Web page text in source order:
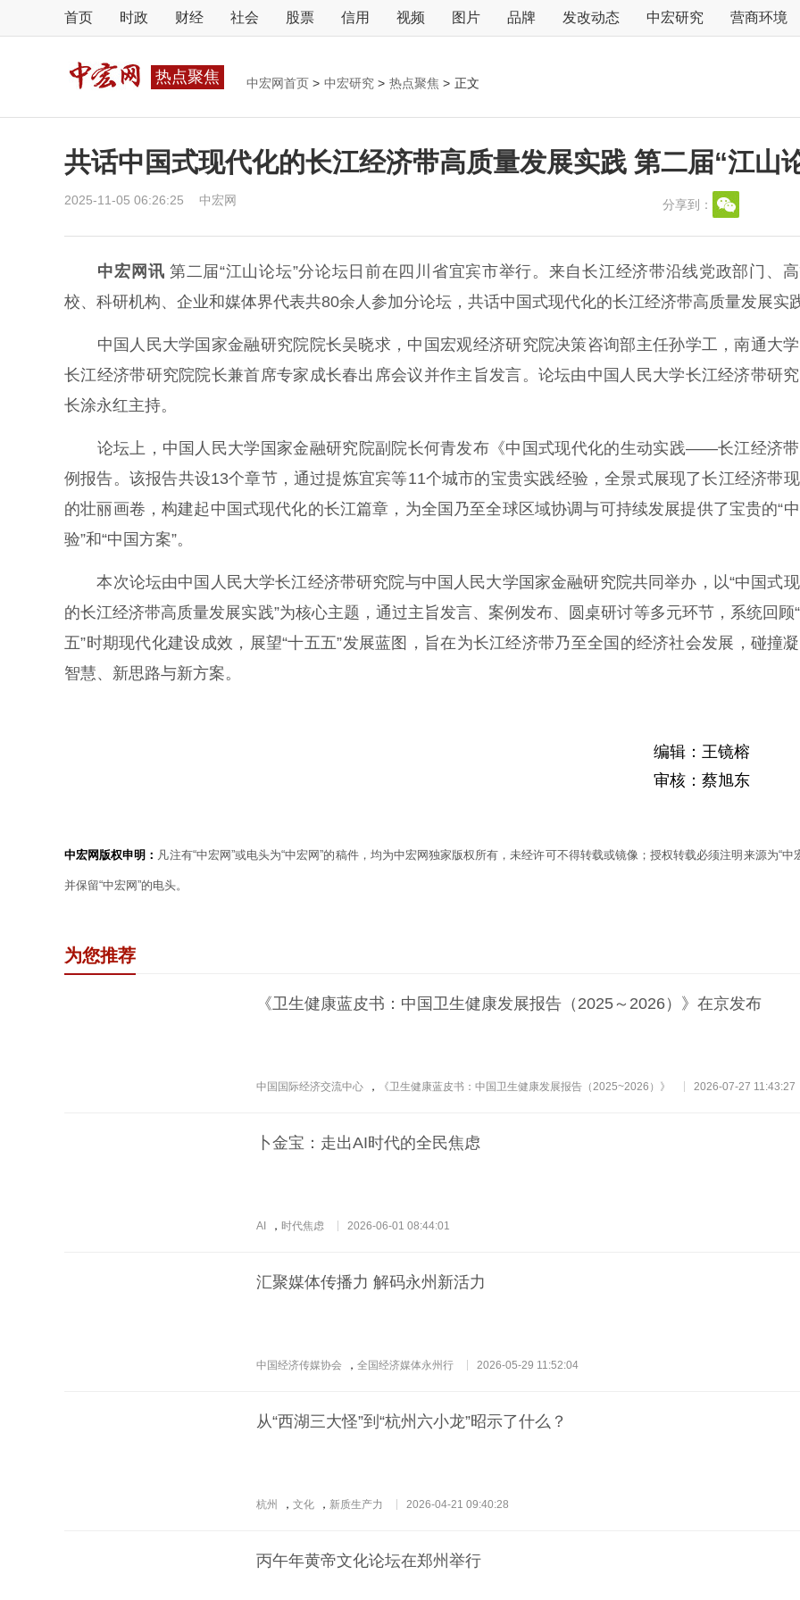
首页 时政 财经 社会 股票 信用 视频 图片 品牌 发改动态 中宏研究 营商环境
热点聚焦 中宏网首页 > 中宏研究 > 热点聚焦 > 正文
共话中国式现代化的长江经济带高质量发展实践 第二届“江山
2025-11-05 06:26:25 中宏网 分享到：
中宏网讯 第二届“江山论坛”分论坛日前在四川省宜宾市举行。来自长江经济带沿线党政部门、
校、科研机构、企业和媒体界代表共80余人参加分论坛，共话中国式现代化的长江经济带高质量发展实
中国人民大学国家金融研究院院长吴晓求，中国宏观经济研究院决策咨询部主任孙学工，南通大
长江经济带研究院院长兼首席专家成长春出席会议并作主旨发言。论坛由中国人民大学长江经济带研
长涂永红主持。
论坛上，中国人民大学国家金融研究院副院长何青发布《中国式现代化的生动实践——长江经济
例报告。该报告共设13个章节，通过提炼宜宾等11个城市的宝贵实践经验，全景式展现了长江经济带
的壮丽画卷，构建起中国式现代化的长江篇章，为全国乃至全球区域协调与可持续发展提供了宝贵的“
验”和“中国方案”。
本次论坛由中国人民大学长江经济带研究院与中国人民大学国家金融研究院共同举办，以“中国式
的长江经济带高质量发展实践”为核心主题，通过主旨发言、案例发布、圆桌研讨等多元环节，系统回顾
五”时期现代化建设成效，展望“十五五”发展蓝图，旨在为长江经济带乃至全国的经济社会发展，碰撞
智慧、新思路与新方案。
编辑：王镜榕
审核：蔡旭东
中宏网版权申明： 凡注有“中宏网”或电头为“中宏网”的稿件，均为中宏网独家版权所有，未经许可不得转载或镜像；授权转载必须注明来源为“中
并保留“中宏网”的电头。
为您推荐
《卫生健康蓝皮书：中国卫生健康发展报告（2025～2026）》在京发布
中国国际经济交流中心 ， 《卫生健康蓝皮书：中国卫生健康发展报告（2025~2026）》 2026-07-27 11:43:27
卜金宝：走出AI时代的全民焦虑
AI ， 时代焦虑 2026-06-01 08:44:01
汇聚媒体传播力 解码永州新活力
中国经济传媒协会 ， 全国经济媒体永州行 2026-05-29 11:52:04
从“西湖三大怪”到“杭州六小龙”昭示了什么？
杭州 ， 文化 ， 新质生产力 2026-04-21 09:40:28
丙午年黄帝文化论坛在郑州举行